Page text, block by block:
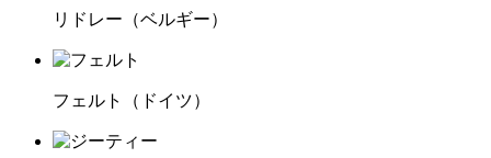
リドレー （ベルギー）
フェルト （ドイツ）